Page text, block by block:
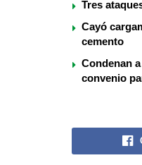
Tres
Cayó
cemento
Condenan
convenio